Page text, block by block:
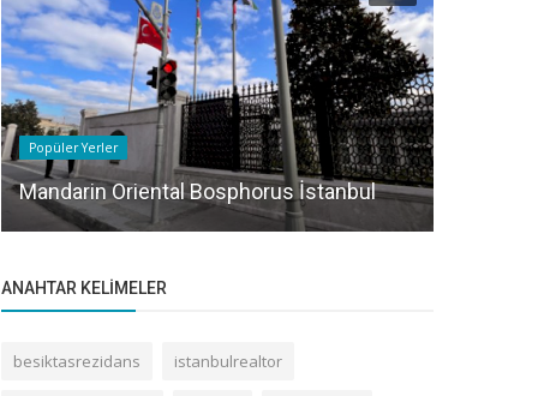
Popüler Yerler
Mandarin Oriental Bosphorus İstanbul
ANAHTAR KELIMELER
besiktasrezidans istanbulrealtor